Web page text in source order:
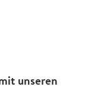
unseren